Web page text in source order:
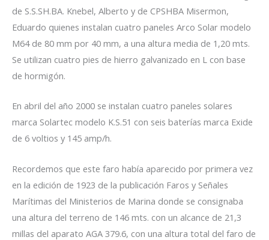
de S.S.SH.BA. Knebel, Alberto y de CPSHBA Misermon,
Eduardo quienes instalan cuatro paneles Arco Solar modelo
M64 de 80 mm por 40 mm, a una altura media de 1,20 mts.
Se utilizan cuatro pies de hierro galvanizado en L con base
de hormigón.
En abril del año 2000 se instalan cuatro paneles solares
marca Solartec modelo K.S.51 con seis baterías marca Exide
de 6 voltios y 145 amp/h.
Recordemos que este faro había aparecido por primera vez
en la edición de 1923 de la publicación Faros y Señales
Marítimas del Ministerios de Marina donde se consignaba
una altura del terreno de 146 mts. con un alcance de 21,3
millas del aparato AGA 379.6, con una altura total del faro de